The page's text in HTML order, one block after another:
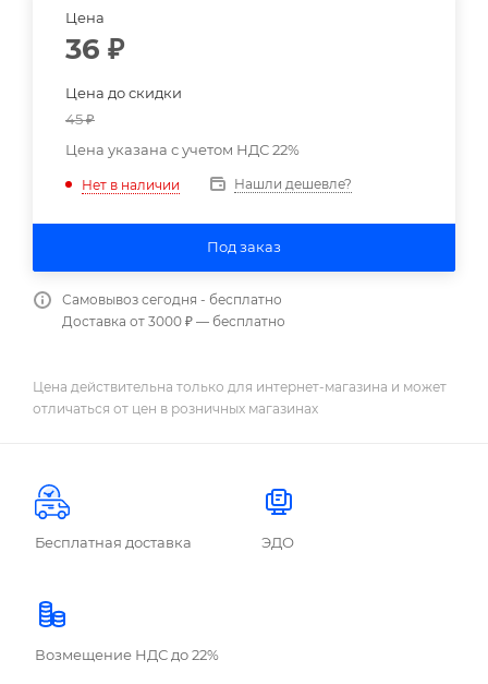
Цена
36 ₽
Цена до скидки
45₽
Цена указана с учетом НДС 22%
Нет в наличии Нашли дешевле?
Под заказ
Самовывоз сегодня - бесплатно
Доставка от 3000 ₽ — бесплатно
Цена действительна только для интернет-магазина и может
отличаться от цен в розничных магазинах
Бесплатная доставка ЭДО
Возмещение НДС до 22%